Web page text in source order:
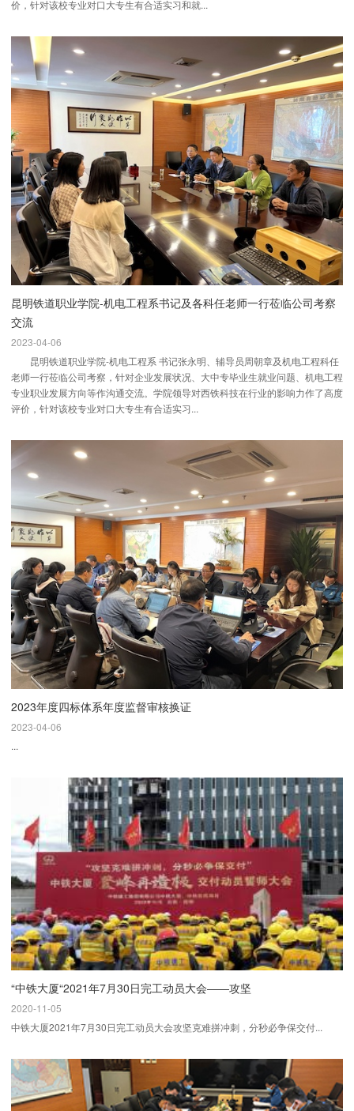
价，针对该校专业对口大专生有合适实习和就...
昆明铁道职业学院-机电工程系书记及各科任老师一行莅临公司考察
交流
2023-04-06
昆明铁道职业学院-机电工程系 书记张永明、辅导员周朝章及机电工程科任
老师一行莅临公司考察，针对企业发展状况、大中专毕业生就业问题、机电工程
专业职业发展方向等作沟通交流。学院领导对西铁科技在行业的影响力作了高度
评价，针对该校专业对口大专生有合适实习...
2023年度四标体系年度监督审核换证
2023-04-06
...
“中铁大厦“2021年7月30日完工动员大会——攻坚
2020-11-05
中铁大厦2021年7月30日完工动员大会攻坚克难拼冲刺，分秒必争保交付...